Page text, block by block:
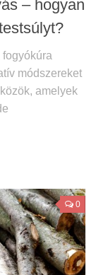
– hogyan
módszereket
amelyek
0